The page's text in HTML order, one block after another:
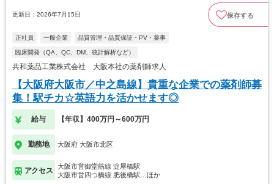
更新日：2026年7月15日 保存する
正社員 一般企業 品質管理・品質保証・PV・薬事
臨床開発（QA、QC、DM、統計解析など）
共和薬品工業株式会社 大阪本社の薬剤師求人
【大阪府大阪市／中之島線】貴重な企業での薬剤師募
集！駅チカ☆英語力を活かせます◎
給与 【年収】400万円～600万円
勤務地 大阪府 大阪市北区
アクセス
大阪市営御堂筋線 淀屋橋駅
大阪市営四つ橋線 肥後橋駅…ほか